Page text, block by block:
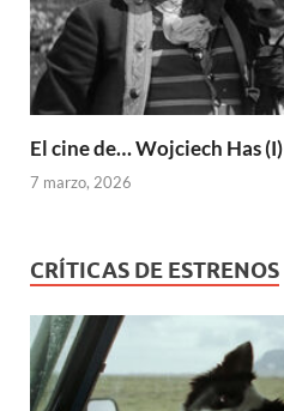
El cine de… Wojciech Has (I)
7 marzo, 2026
CRÍTICAS DE ESTRENOS